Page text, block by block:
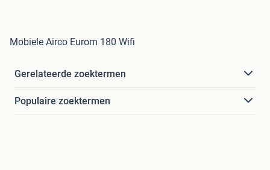
Mobiele Airco Eurom 180 Wifi
Gerelateerde zoektermen
Populaire zoektermen